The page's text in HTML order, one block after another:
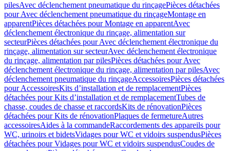
pilesAvec déclenchement pneumatique du rinçagePièces détachées
pour Avec déclenchement pneumatique du rinçageMontage en
apparentPièces détachées pour Montage en apparentAvec
déclenchement électronique du rinçage, alimentation sur
secteurPièces détachées pour Avec déclenchement électronique du
rinçage, alimentation sur secteurAvec déclenchement électronique
du rinçage, alimentation par pilesPièces détachées pour Avec
déclenchement électronique du rinçage, alimentation par pilesAvec
déclenchement pneumatique du rinçageAccessoiresPièces détachées
pour AccessoiresKits d’installation et de remplacementPièces
détachées pour Kits d’installation et de remplacementTubes de
chasse, coudes de chasse et raccordsKits de rénovationPièces
détachées pour Kits de rénovationPlaques de fermetureAutres
accessoiresAides à la commandeRaccordements des appareils pour
WC, urinoirs et bidetsVidages pour WC et vidoirs suspendusPièces
détachées pour Vidages pour WC et vidoirs suspendusCoudes de